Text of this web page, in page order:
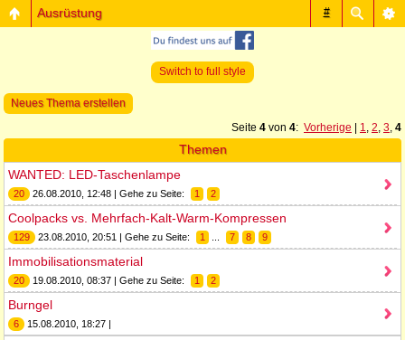
#
Ausrüstung
Switch to full style
Neues Thema erstellen
Seite 4 von 4: Vorherige 1, 2, 3, 4
Themen
WANTED: LED-Taschenlampe
20 26.08.2010, 12:48 | Gehe zu Seite: 1 2
Coolpacks vs. Mehrfach-Kalt-Warm-Kompressen
129 23.08.2010, 20:51 | Gehe zu Seite: 1 7 8 9
Immobilisationsmaterial
20 19.08.2010, 08:37 | Gehe zu Seite: 1 2
Burngel
6 15.08.2010, 18:27 |